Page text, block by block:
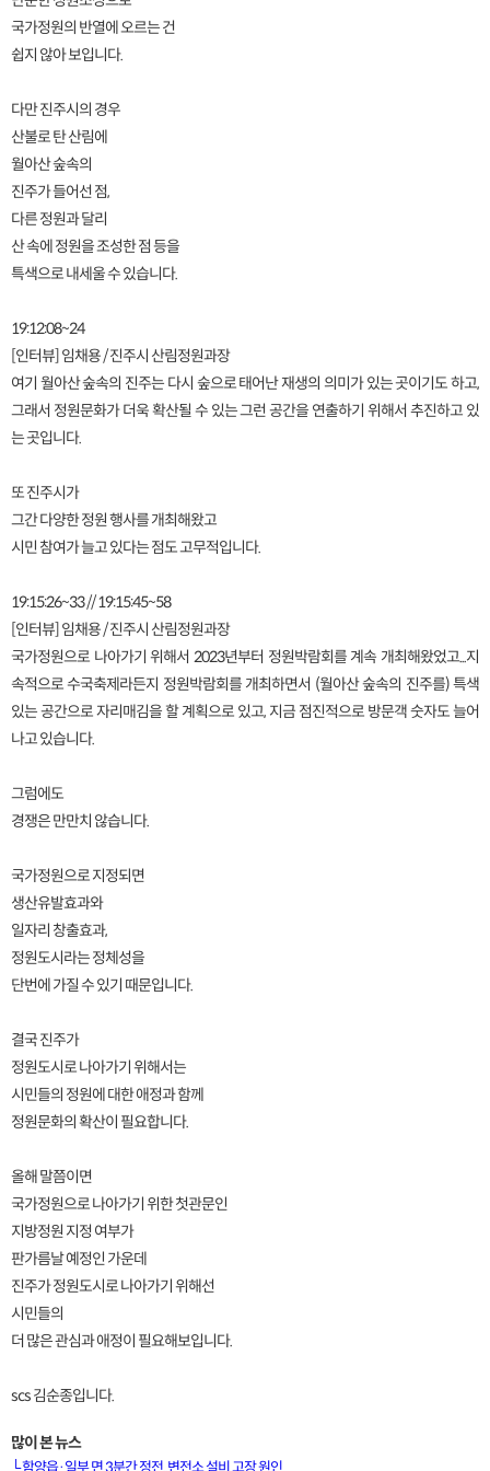
국가정원의 반열에 오르는 건
쉽지 않아 보입니다.
다만 진주시의 경우
산불로 탄 산림에
월아산 숲속의
진주가 들어선 점,
다른 정원과 달리
산 속에 정원을 조성한 점 등을
특색으로 내세울 수 있습니다.
19:12:08~24
[인터뷰] 임채용 / 진주시 산림정원과장
여기 월아산 숲속의 진주는 다시 숲으로 태어난 재생의 의미가 있는 곳이기도 하고,
그래서 정원문화가 더욱 확산될 수 있는 그런 공간을 연출하기 위해서 추진하고 있
는 곳입니다.
또 진주시가
그간 다양한 정원 행사를 개최해왔고
시민 참여가 늘고 있다는 점도 고무적입니다.
19:15:26~33 // 19:15:45~58
[인터뷰] 임채용 / 진주시 산림정원과장
국가정원으로 나아가기 위해서 2023년부터 정원박람회를 계속 개최해왔었고...지
속적으로 수국축제라든지 정원박람회를 개최하면서 (월아산 숲속의 진주를) 특색
있는 공간으로 자리매김을 할 계획으로 있고, 지금 점진적으로 방문객 숫자도 늘어
나고 있습니다.
그럼에도
경쟁은 만만치 않습니다.
국가정원으로 지정되면
생산유발효과와
일자리 창출효과,
정원도시라는 정체성을
단번에 가질 수 있기 때문입니다.
결국 진주가
정원도시로 나아가기 위해서는
시민들의 정원에 대한 애정과 함께
정원문화의 확산이 필요합니다.
올해 말쯤이면
국가정원으로 나아가기 위한 첫관문인
지방정원 지정 여부가
판가름날 예정인 가운데
진주가 정원도시로 나아가기 위해선
시민들의
더 많은 관심과 애정이 필요해보입니다.
scs 김순종입니다.
많이 본 뉴스